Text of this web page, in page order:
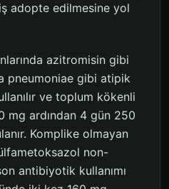
adopte edilmesine yol
azitromisin gibi
pneumoniae gibi atipik
ve toplum kökenli
mg ardından 4 gün 250
Komplike olmayan
non-
antibiyotik kullanımı